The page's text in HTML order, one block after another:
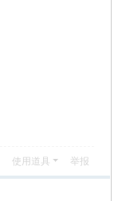
使用道具 举报